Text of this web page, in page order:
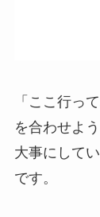
「ここ行っ
を合わせよ
大事にして
です。